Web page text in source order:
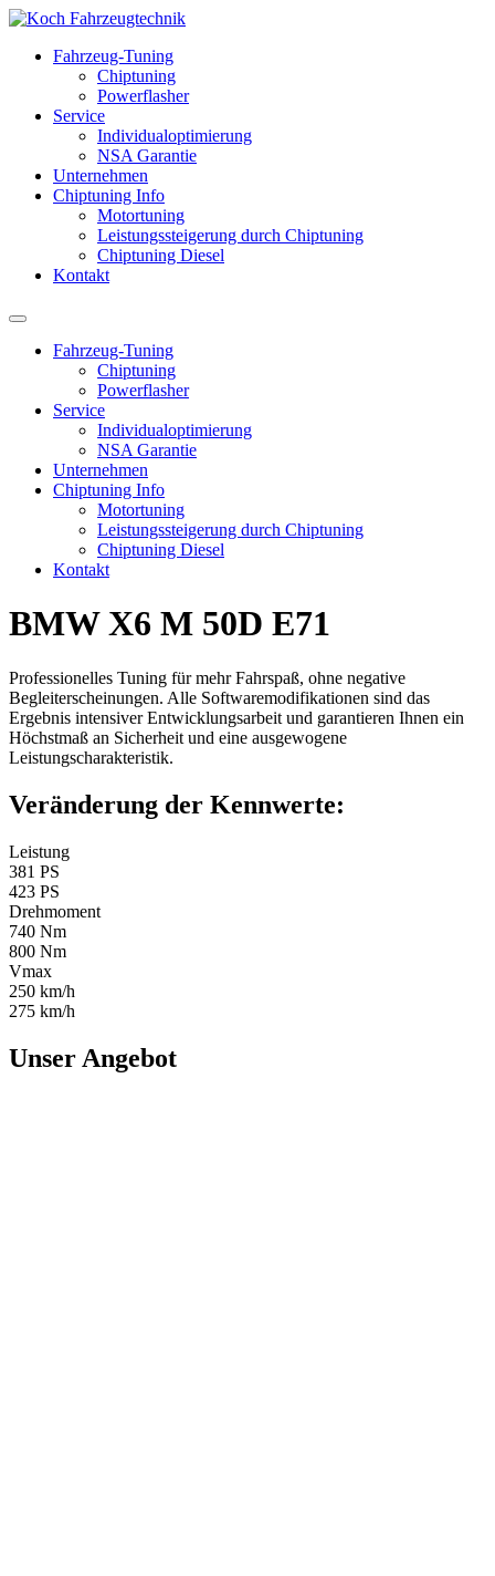
Fahrzeug-Tuning
Chiptuning
Powerflasher
Service
Individualoptimierung
NSA Garantie
Unternehmen
Chiptuning Info
Motortuning
Leistungssteigerung durch Chiptuning
Chiptuning Diesel
Kontakt
Fahrzeug-Tuning
Chiptuning
Powerflasher
Service
Individualoptimierung
NSA Garantie
Unternehmen
Chiptuning Info
Motortuning
Leistungssteigerung durch Chiptuning
Chiptuning Diesel
Kontakt
BMW X6 M 50D E71
Professionelles Tuning für mehr Fahrspaß, ohne negative
Begleiterscheinungen. Alle Softwaremodifikationen sind das
Ergebnis intensiver Entwicklungsarbeit und garantieren Ihnen ein
Höchstmaß an Sicherheit und eine ausgewogene
Leistungscharakteristik.
Veränderung der Kennwerte:
Leistung
381 PS
423 PS
Drehmoment
740 Nm
800 Nm
Vmax
250 km/h
275 km/h
Unser Angebot